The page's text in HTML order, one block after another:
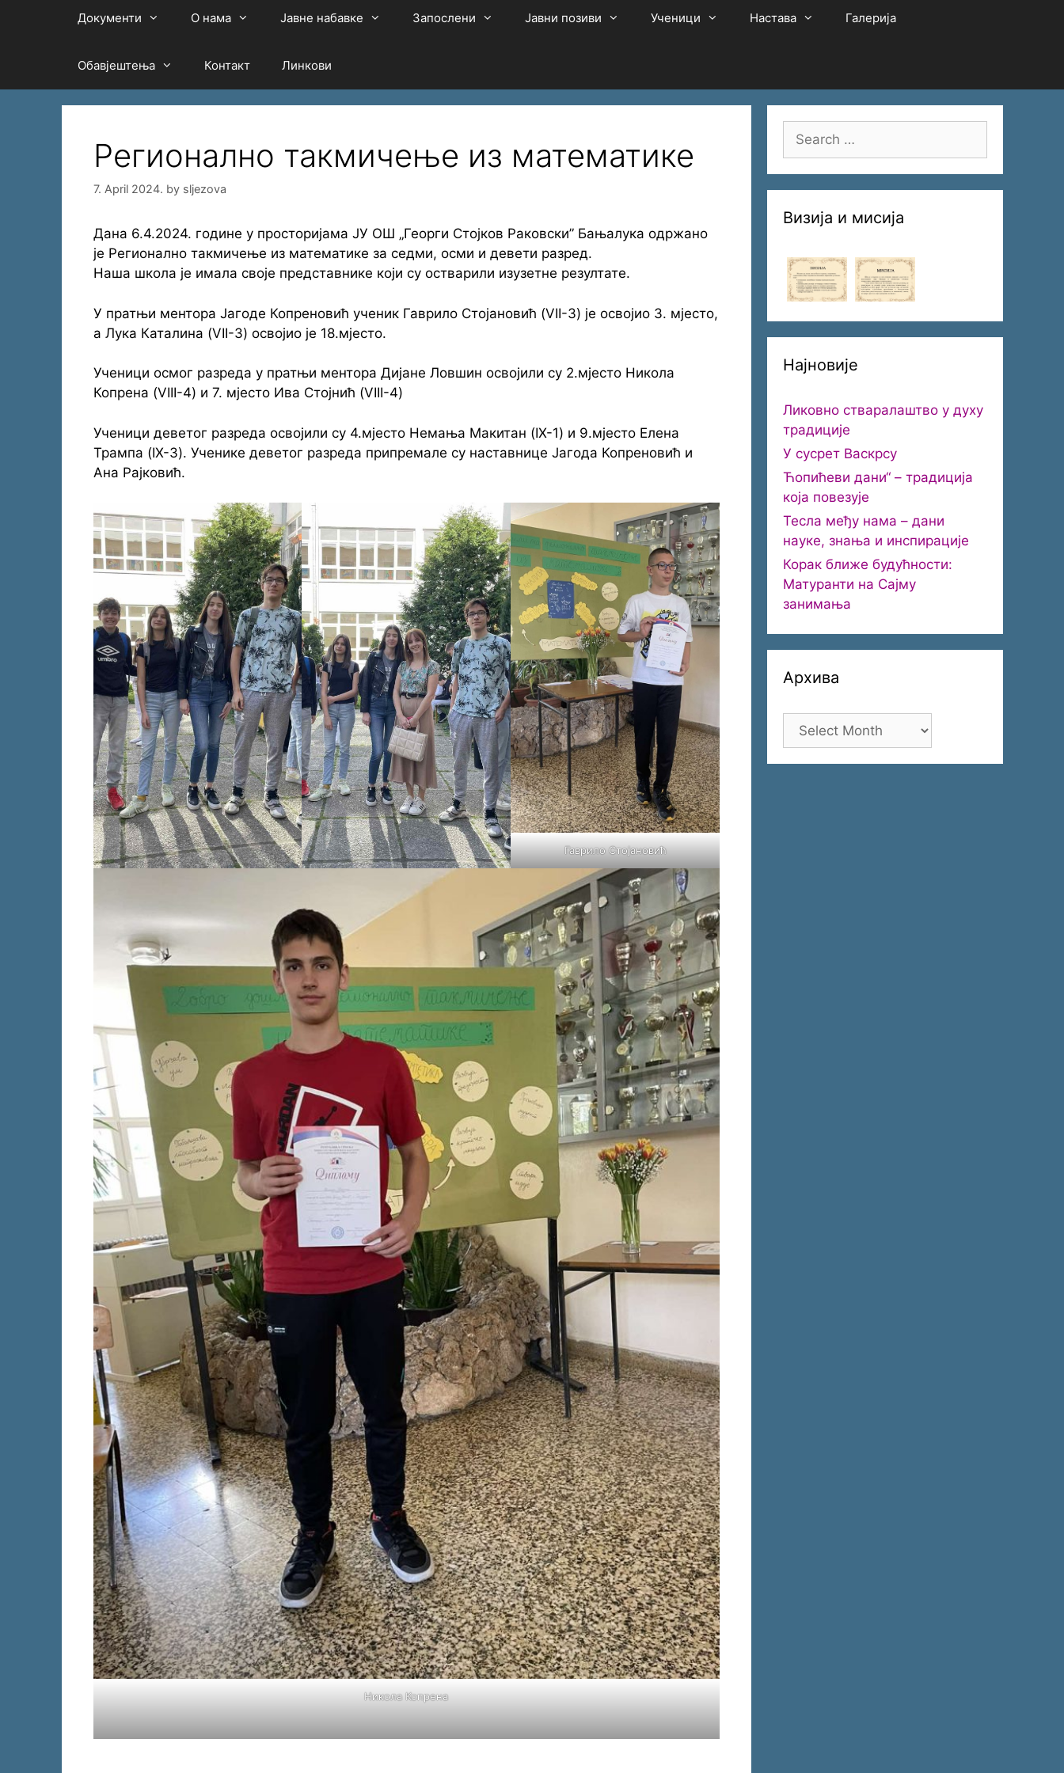
Документи О нама Јавне набавке Запослени Јавни позиви Ученици Настава Галерија
Обавјештења Контакт Линкови
Регионално такмичење из математике
7. April 2024. by sljezova
Дана 6.4.2024. године у просторијама ЈУ ОШ „Георги Стојков Раковски” Бањалука одржано
је Регионално такмичење из математике за седми, осми и девети разред.
Наша школа је имала своје представнике који су остварили изузетне резултате.
У пратњи ментора Јагоде Копреновић ученик Гаврило Стојановић (VII-3) је освојио 3. мјесто,
а Лука Каталина (VII-3) освојио је 18.мјесто.
Ученици осмог разреда у пратњи ментора Дијане Ловшин освојили су 2.мјесто Никола
Копрена (VIII-4) и 7. мјесто Ива Стојнић (VIII-4)
Ученици деветог разреда освојили су 4.мјесто Немања Макитан (IX-1) и 9.мјесто Елена
Трампа (IX-3). Ученике деветог разреда припремале су наставнице Јагода Копреновић и
Ана Рајковић.
Гаврило Стојановић
Никола Копрена
Search
for:
Визија и мисија
Најновије
Ликовно стваралаштво у духу
традиције
У сусрет Васкрсу
Ћопићеви дани“ – традиција
која повезује
Тесла међу нама – дани
науке, знања и инспирације
Корак ближе будућности:
Матуранти на Сајму
занимања
Архива
Архива